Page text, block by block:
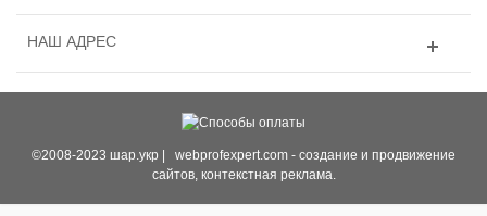
НАШ АДРЕС
©2008-2023 шар.укр | webprofexpert.com - создание и продвижение
сайтов, контекстная реклама.